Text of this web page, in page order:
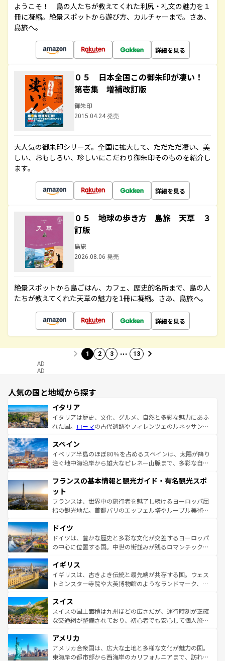
ようこそ！ 島の人たちが教えてくれた利尻・礼文の魅力を１
冊に凝縮。絶景スポットから遊び方、カルチャーまで。さあ、
島旅へ。
詳細を見る
０５ 日本全国この御朱印が凄い！
第壱集 増補改訂版
御朱印
2015.04.24 発売
大人気の御朱印シリーズ。全国に拡大して、ただただ凄い、美
しい、おもしろい、珍しいにこだわり御朱印そのものを紹介し
ます。
詳細を見る
０５ 地球の歩き方 島旅 天草 ３
訂版
島旅
2026.08.06 発売
絶景スポットから島ごはん、カフェ、歴史的名所まで、島の人
たちが教えてくれた天草の魅力を1冊に凝縮。さあ、島旅へ。
詳細を見る
1 2 3 … 13
AD
AD
人気の国と地域から探す
イタリア
イタリアは歴史、文化、グルメ、自然と多彩な魅力にあふ
れた国。 ローマの古代遺跡やフィレンツェのルネッサンス
ろん、トスカーナの美しい田園風景やアマルフィ海岸の絶
景など、自然景観も見逃せない。観光の合間には、本場の
ピザやパスタなど、絶品のイタリア料理を堪能することも
ませてくれるイタリアで、忘れられない旅をしてみよう！
なお、新着のイタリア情報は
しい。
スペイン
イベリア半島のほぼ80％を占めるスペインは、太陽が降り
注ぐ地中海沿岸から雄大なピレネー山脈まで、多彩な自然
文化が根付くこの国では、情熱的なフラメンコ、熱気あふ
れる闘牛、そして美味しいタパスが生活の一部となってい
る。首都マドリードの洗練された雰囲気や、バルセロナの
アートに溢れた街角から、地方では古代ローマ遺跡や中世
せる。地方によって風土や気候が異なるスペインはその個
性で訪れる人を魅了する。 なお、新着のスペイン情報は コ
ンテンツ一覧を参照してほしい。
フランスの基本情報と観光ガイド・有名観光スポ
ット
フランスは、世界中の旅行者を魅了し続けるヨーロッパ屈
指の観光地だ。首都パリのエッフェル塔やルーブル美術館
で、幅広い魅力が詰まっている。華麗な宮殿、歴史的な大
聖堂、美しいビーチ、そして豊かな自然が、訪れる者を心
から魅了する。また、フランスは美食の国としても知ら
いる。シャンパンの発祥地であるランス、プロヴァンスの
香り高いラベンダー畑など、多彩な楽しみ方が可能だ。さ
らに、パリ以外の地域にも魅力が溢れており、どの街角に
れる地方に足を運ぶとそれぞれで全く異なる文化を体験で
きるだろう。 なお、新着のフランス情報はコンテンツ一覧
を参照してほしい。
ドイツ
ドイツは、豊かな歴史と多彩な文化が交差するヨーロッパ
の中心に位置する国。中世の街並みが残るロマンチック街
顔を持つこの国は、どこを歩いても飽きることがない。ベ
ルリンの文化的活気、バイエルン州のアルプスの絶景、そ
してライン川沿いのワイン畑といった風景は必見。ビール
は、お酒好きな人にはぜひ体験してほしい。 なお、新着の
ドイツ情報はコンテンツ一覧を参照してほしい。
イギリス
イギリスは、古きよき伝統と最先端が共存する国。ウェス
トミンスター寺院や大英博物館のようなランドマーク、歴
リアごとに異なる魅力がある。また、優雅なアフタヌーン
ティー、ビール好きにはたまらない英国パブ、サッカー観
戦など、本場だからこそできる体験も豊富。イギリスを旅
ンツ一覧を参照してほしい。
スイス
スイスの国土面積は九州ほどの広さだが、運行時刻が正確
な交通網が整備されており、初心者でも安心して個人旅行
の建物がそのまま残る町や、スイスならではのユニークな
博物館もあり、アルプス観光だけでなく町歩きも満喫する
ことができる。国民の所得が高いため物価も高いが、旅行
アメリカ
アメリカ合衆国は、広大な土地と多様な文化が魅力の国。
東海岸の都市部から西海岸のカリフォルニアまで、訪れる